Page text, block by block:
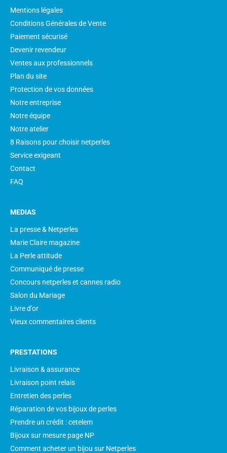
Mentions légales
Conditions Générales de Vente
Paiement sécurisé
Devenir revendeur
Ventes aux professionnels
Plan du site
Protection de vos données
Notre entreprise
Notre équipe
Notre atelier
8 Raisons pour choisir netperles
Service exigeant
Contact
FAQ
MEDIAS
La presse & Netperles
Marie Claire magazine
La Perle attitude
Communiqué de presse
Concours netperles et cannes radio
Salon du Mariage
Livre d'or
Vieux commentaires clients
PRESTATIONS
Livraison & assurance
Livraison point relais
Entretien des perles
Réparation de vos bijoux de perles
Prendre un crédit : cetelem
Bijoux sur mesure page NP
Comment acheter un bijou sur Netperles